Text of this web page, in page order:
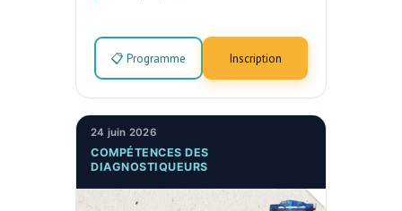
📋 Programme Inscription
24 juin 2026
COMPÉTENCES DES
DIAGNOSTIQUEURS